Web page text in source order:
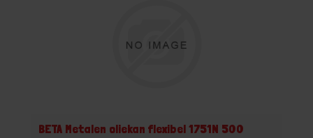
BETA Metalen oliekan flexibel 1751N 500